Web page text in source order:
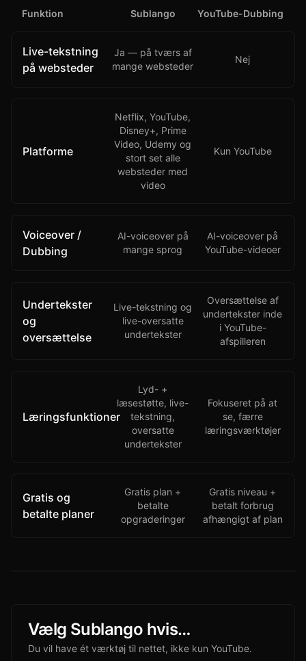
Funktion Sublango YouTube-Dubbing
Live-tekstning
på websteder
Ja — på tværs af
mange websteder
Nej
Platforme
Netflix, YouTube,
Disney+, Prime
Video, Udemy og
stort set alle
websteder med
video
Kun YouTube
Voiceover /
Dubbing
AI-voiceover på
mange sprog
AI-voiceover på
YouTube-videoer
Undertekster
og
oversættelse
Live-tekstning og
live-oversatte
undertekster
Oversættelse af
undertekster inde
i YouTube-
afspilleren
Læringsfunktioner
Lyd- +
læsestøtte, live-
tekstning,
oversatte
undertekster
Fokuseret på at
se, færre
læringsværktøjer
Gratis og
betalte planer
Gratis plan +
betalte
opgraderinger
Gratis niveau +
betalt forbrug
afhængigt af plan
Vælg Sublango hvis…
Du vil have ét værktøj til nettet, ikke kun YouTube.